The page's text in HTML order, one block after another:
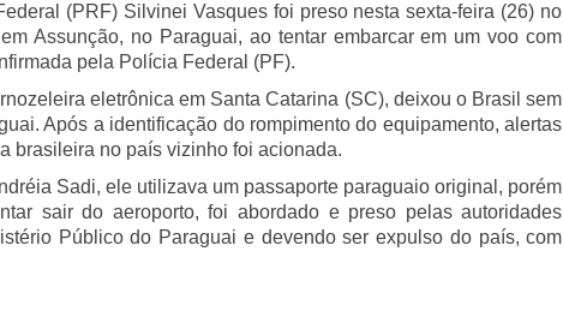
(PRF) Silvinei Vasques foi preso nesta sexta-feira (26) no
Assunção, no Paraguai, ao tentar embarcar em um voo com
pela Polícia Federal (PF).
eletrônica em Santa Catarina (SC), deixou o Brasil sem
Após a identificação do rompimento do equipamento, alertas
brasileira no país vizinho foi acionada.
Sadi, ele utilizava um passaporte paraguaio original, porém
sair do aeroporto, foi abordado e preso pelas autoridades
Público do Paraguai e devendo ser expulso do país, com